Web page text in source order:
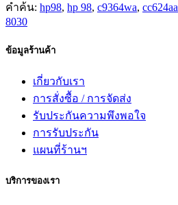
คำค้น: hp98, hp 98, c9364wa, cc624aa
8030
ข้อมูลร้านค้า
เกี่ยวกับเรา
การสั่งซื้อ / การจัดส่ง
รับประกันความพึงพอใจ
การรับประกัน
แผนที่ร้านฯ
บริการของเรา